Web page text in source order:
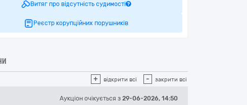
Витяг про відсутність судимості
Реєстр корупційних порушників
+ відкрити всі - закрити всі
Аукціон очікується з 29-06-2026, 14:50